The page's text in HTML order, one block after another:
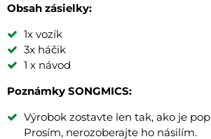
Obsah zásielky:
1x vozík
3x háčik
1 x návod
Poznámky SONGMICS:
Výrobok zostavte len tak, ako je
Prosím, nerozoberajte ho násilím.